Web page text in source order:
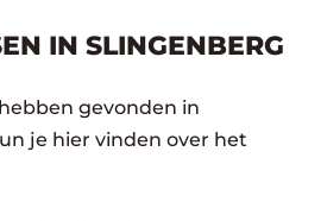
IN SLINGENBERG
gevonden in
je hier vinden over het